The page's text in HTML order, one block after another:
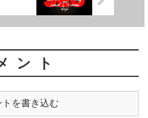
ント
トを書き込む